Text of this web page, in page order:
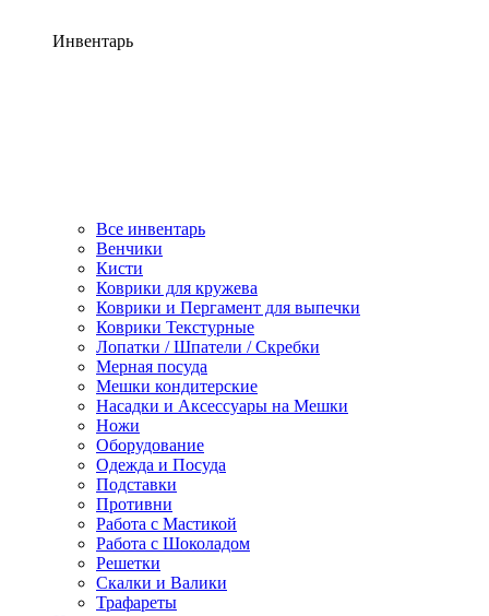
Инвентарь
Все инвентарь
Венчики
Кисти
Коврики для кружева
Коврики и Пергамент для выпечки
Коврики Текстурные
Лопатки / Шпатели / Скребки
Мерная посуда
Мешки кондитерские
Насадки и Аксессуары на Мешки
Ножи
Оборудование
Одежда и Посуда
Подставки
Противни
Работа с Мастикой
Работа с Шоколадом
Решетки
Скалки и Валики
Трафареты